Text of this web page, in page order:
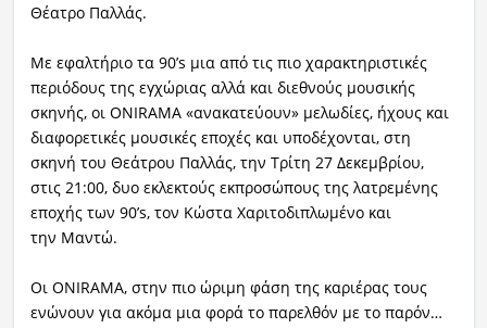
Θέατρο Παλλάς.
Με εφαλτήριο τα 90’s μια από τις πιο χαρακτηριστικές
περιόδους της εγχώριας αλλά και διεθνούς μουσικής
σκηνής, οι ONIRAMA «ανακατεύουν» μελωδίες, ήχους και
διαφορετικές μουσικές εποχές και υποδέχονται, στη
σκηνή του Θεάτρου Παλλάς, την Τρίτη 27 Δεκεμβρίου,
στις 21:00, δυο εκλεκτούς εκπροσώπους της λατρεμένης
εποχής των 90’s, τον Κώστα Χαριτοδιπλωμένο και
την Μαντώ.
Οι ONIRAMA, στην πιο ώριμη φάση της καριέρας τους
ενώνουν για ακόμα μια φορά το παρελθόν με το παρόν…